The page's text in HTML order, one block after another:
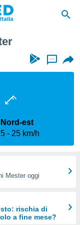
...
Nord-est
5
25 km/h
Mester oggi
rischia di
a fine mese?